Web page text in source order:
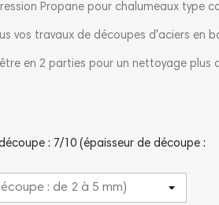
Propane pour chalumeaux type
vos travaux de découpes d'aciers en
en 2 parties pour un nettoyage plus
: 7/10 (épaisseur de découpe :